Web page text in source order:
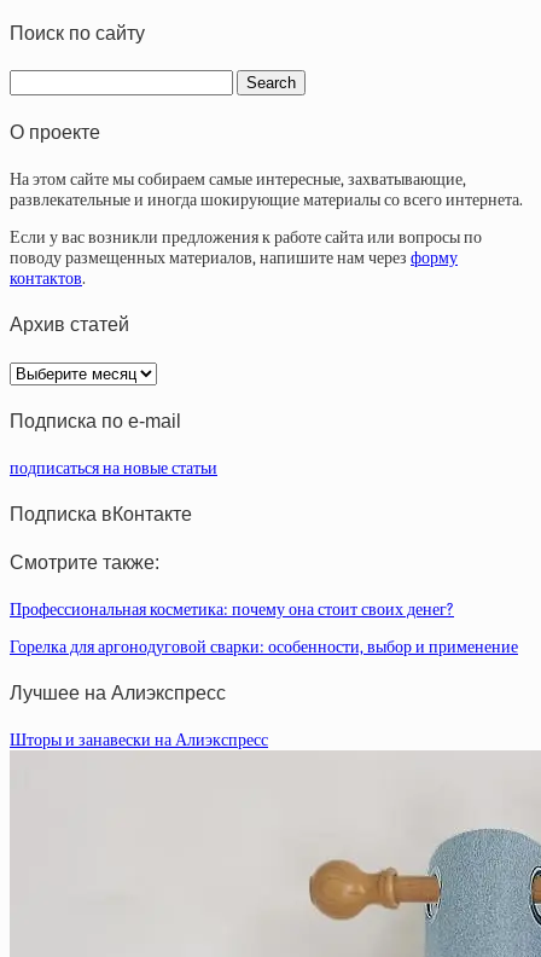
Поиск по сайту
О проекте
На этом сайте мы собираем самые интересные, захватывающие,
развлекательные и иногда шокирующие материалы со всего интернета.
Если у вас возникли предложения к работе сайта или вопросы по
поводу размещенных материалов, напишите нам через форму
контактов.
Архив статей
Архив
статей
Подписка по e-mail
подписаться на новые статьи
Подписка вКонтакте
Смотрите также:
Профессиональная косметика: почему она стоит своих денег?
Горелка для аргонодуговой сварки: особенности, выбор и применение
Лучшее на Алиэкспресс
Шторы и занавески на Алиэкспресс